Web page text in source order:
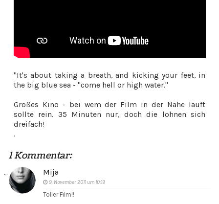
"It's about taking a breath, and kicking your feet, in
the big blue sea - "come hell or high water."
Großes Kino - bei wem der Film in der Nähe läuft
sollte rein. 35 Minuten nur, doch die lohnen sich
dreifach!
.
1 Kommentar:
Mija
9. November 2011 um 10:19
Toller Film!!